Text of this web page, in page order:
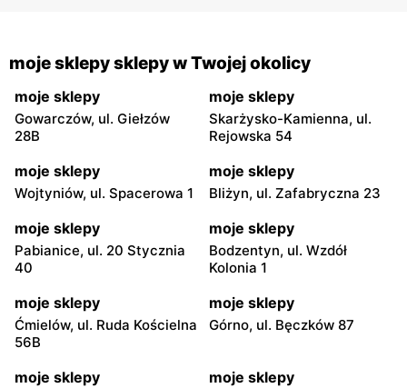
moje sklepy sklepy w Twojej okolicy
moje sklepy
Gowarczów, ul. Giełzów
28B
moje sklepy
Skarżysko-Kamienna, ul.
Rejowska 54
moje sklepy
Wojtyniów, ul. Spacerowa 1
moje sklepy
Bliżyn, ul. Zafabryczna 23
moje sklepy
Pabianice, ul. 20 Stycznia
40
moje sklepy
Bodzentyn, ul. Wzdół
Kolonia 1
moje sklepy
Ćmielów, ul. Ruda Kościelna
56B
moje sklepy
Górno, ul. Bęczków 87
moje sklepy moje sklepy